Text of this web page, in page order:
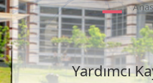
Yardımcı